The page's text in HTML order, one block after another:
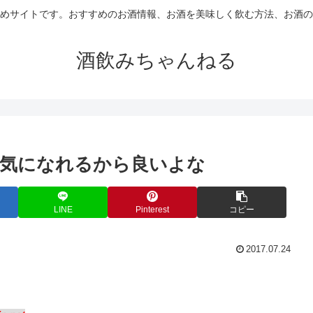
サイトです。おすすめのお酒情報、お酒を美味しく飲む方法、お酒
酒飲みちゃんねる
になれるから良いよな
LINE Pinterest コピー
2017.07.24